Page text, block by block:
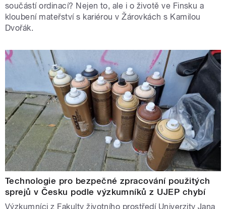
součástí ordinací? Nejen to, ale i o životě ve Finsku a
kloubení mateřství s kariérou v Žárovkách s Kamilou
Dvořák.
Technologie pro bezpečné zpracování použitých
sprejů v Česku podle výzkumníků z UJEP chybí
Výzkumníci z Fakulty životního prostředí Univerzity Jana